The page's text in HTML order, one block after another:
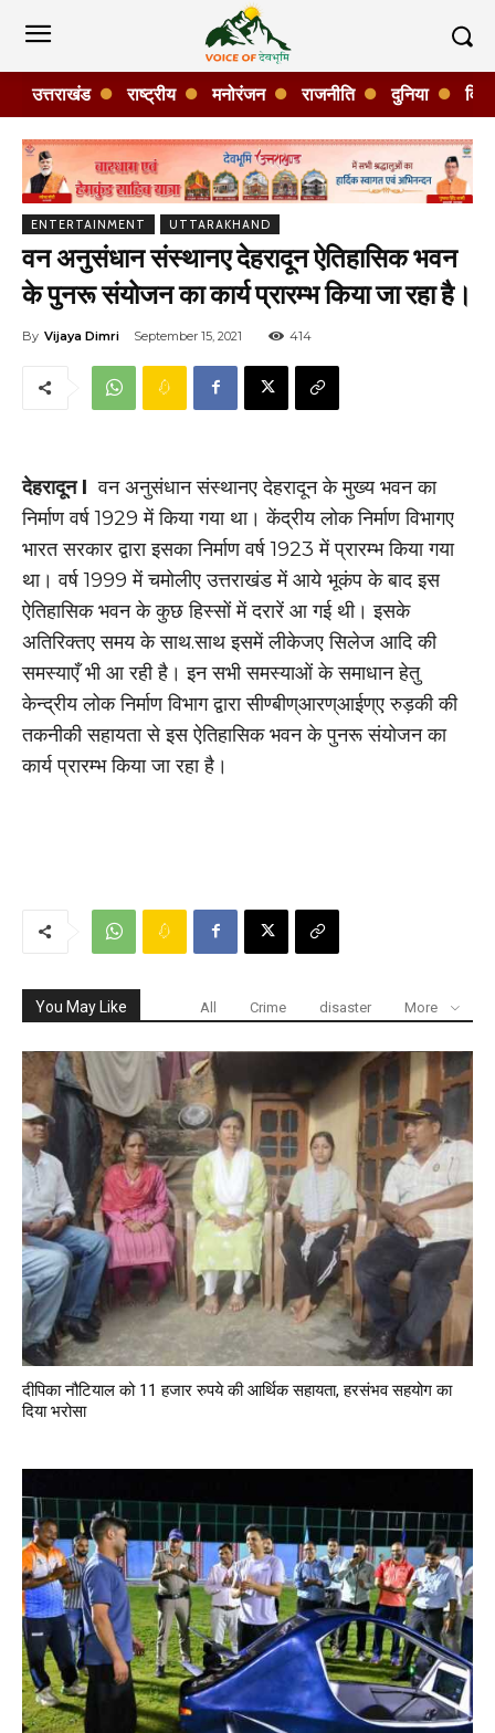
उत्तराखंड राष्ट्रीय मनोरंजन राजनीति दुनिया
ENTERTAINMENT UTTARAKHAND
वन अनुसंधान संस्थानए देहरादून ऐतिहासिक भवन
के पुनरू संयोजन का कार्य प्रारम्भ किया जा रहा है।
By Vijaya Dimri September 15, 2021 414
देहरादून I वन अनुसंधान संस्थानए देहरादून के मुख्य भवन का
निर्माण वर्ष 1929 में किया गया था। केंद्रीय लोक निर्माण विभागए
भारत सरकार द्वारा इसका निर्माण वर्ष 1923 में प्रारम्भ किया गया
था। वर्ष 1999 में चमोलीए उत्तराखंड में आये भूकंप के बाद इस
ऐतिहासिक भवन के कुछ हिस्सों में दरारें आ गई थी। इसके
अतिरिक्तए समय के साथ.साथ इसमें लीकेजए सिलेज आदि की
समस्याएँ भी आ रही है। इन सभी समस्याओं के समाधान हेतु
केन्द्रीय लोक निर्माण विभाग द्वारा सीण्बीण्आरण्आईण्ए रुड़की की
तकनीकी सहायता से इस ऐतिहासिक भवन के पुनरू संयोजन का
कार्य प्रारम्भ किया जा रहा है।
You May Like All Crime disaster More
दीपिका नौटियाल को 11 हजार रुपये की आर्थिक सहायता, हरसंभव सहयोग का
दिया भरोसा